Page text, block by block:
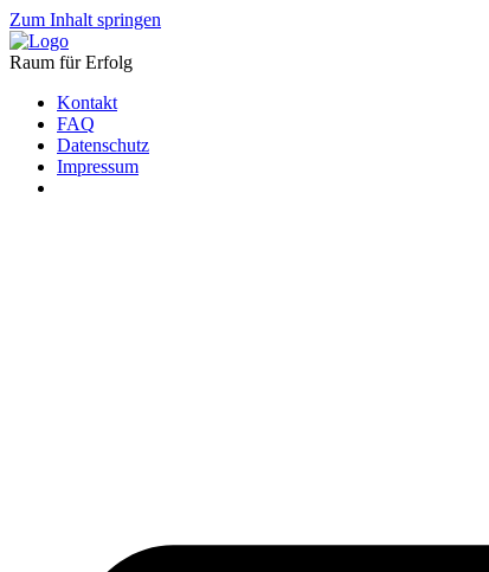
Zum Inhalt springen
Raum für Erfolg
Kontakt
FAQ
Datenschutz
Impressum